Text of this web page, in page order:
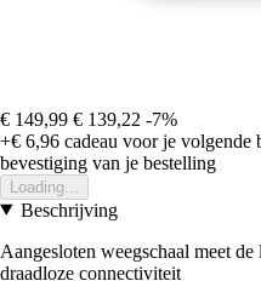
€ 149,99 € 139,22 -7%
+€ 6,96 cadeau voor je volgende
bevestiging van je bestelling
Loading...
Beschrijving
Aangesloten weegschaal meet
draadloze connectiviteit